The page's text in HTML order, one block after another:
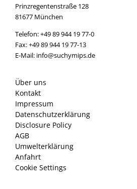
Prinzregentenstraße 128
81677 München
Telefon: +49 89 944 19 77-0
Fax: +49 89 944 19 77-13
E-Mail: info@suchymips.de
Über uns
Kontakt
Impressum
Datenschutzerklärung
Disclosure Policy
AGB
Umwelterklärung
Anfahrt
Cookie Settings